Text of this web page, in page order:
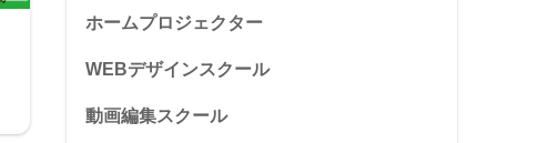
ホームプロジェクター
WEBデザインスクール
動画編集スクール